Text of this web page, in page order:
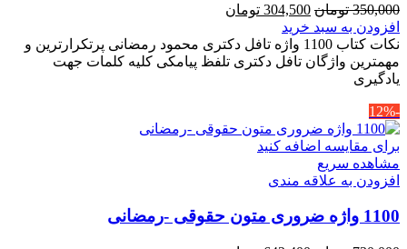
350,000 تومان قیمت
اصلی
350,000 تومان
بود.
304,500 تومان
304,500 تومان
است.
افزودن به سبد خرید
نکات کتاب 1100 واژه تافل دکتری محمود رمضانی پرتکرارترین و
مهمترین واژگان تافل دکتری تلفظ پیامکی کلیه کلمات جهت
یادگیری
-12%
برای مقایسه اضافه کنید
مشاهده سریع
افزودن به علاقه مندی
1100 واژه ضروری متون حقوقی -رمضانی